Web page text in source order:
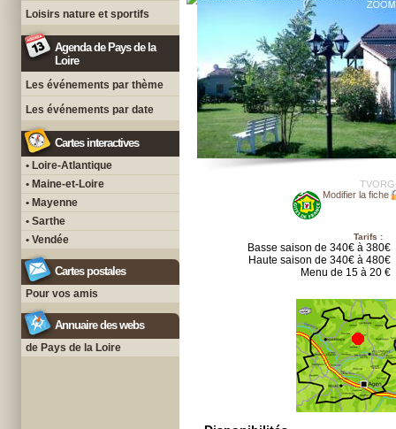
Loisirs nature et sportifs
Agenda de Pays de la
Loire
Les événements par thème
Les événements par date
Cartes interactives
• Loire-Atlantique
• Maine-et-Loire
• Mayenne
• Sarthe
• Vendée
Cartes postales
Pour vos amis
Annuaire des webs
de Pays de la Loire
Modifier la fiche
Tarifs :
Basse saison de 340€ à 380€
Haute saison de 340€ à 480€
Menu de 15 à 20 €